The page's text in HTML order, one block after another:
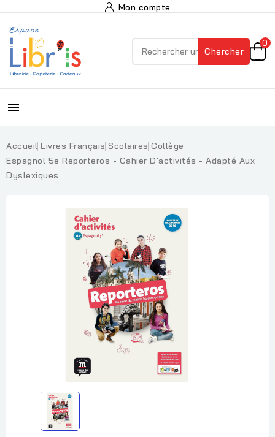
Mon compte
Chercher
0

Accueil Livres Français Scolaires Collège
Espagnol 5e Reporteros - Cahier D'activités - Adapté Aux
Dyslexiques